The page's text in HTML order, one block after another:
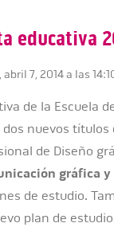
educativa
7, 2014 a las
de la Escuela
nuevos títulos
de Diseño
gráfica
de estudio.
plan de